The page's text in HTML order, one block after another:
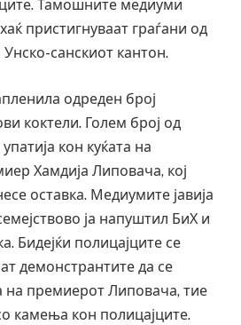
Тамошните медиуми
пристигнуваат граѓани од
санскиот кантон.
одреден број
коктели. Голем број од
кон куќата на
Хамдија Липовача, кој
оставка. Медиумите јавија
ја напуштил БиХ и
Бидејќи полицајците се
демонстрантите да се
на премиерот Липовача, тие
камења кон полицајците.